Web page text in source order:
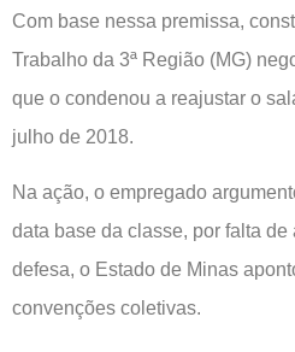
Com base nessa premissa,
Trabalho da 3ª Região (MG)
que o condenou a reajustar o
julho de 2018.
Na ação, o empregado
data base da classe, por falta
defesa, o Estado de Minas
convenções coletivas.